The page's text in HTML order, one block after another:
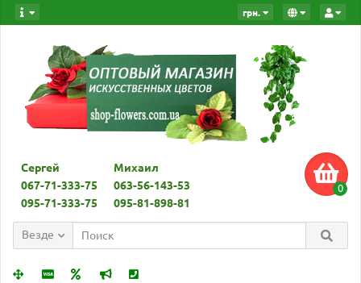
грн.
Сергей
067-71-333-75
095-71-333-75
Михаил
063-56-143-53
095-81-898-81
0
Везде